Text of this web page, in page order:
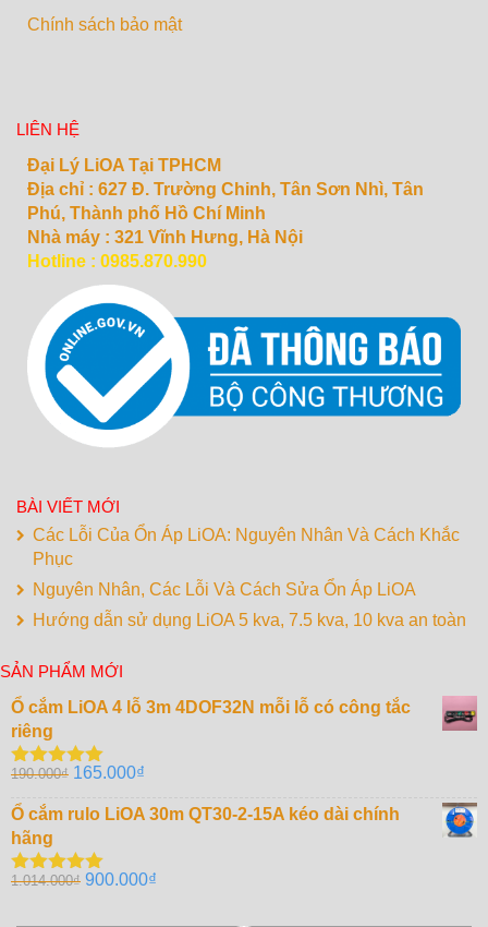
Chính sách bảo mật
LIÊN HỆ
Đại Lý LiOA Tại TPHCM
Địa chỉ : 627 Đ. Trường Chinh, Tân Sơn Nhì, Tân
Phú, Thành phố Hồ Chí Minh
Nhà máy : 321 Vĩnh Hưng, Hà Nội
Hotline : 0985.870.990
BÀI VIẾT MỚI
Các Lỗi Của Ổn Áp LiOA: Nguyên Nhân Và Cách Khắc
Phục
Nguyên Nhân, Các Lỗi Và Cách Sửa Ổn Áp LiOA
Hướng dẫn sử dụng LiOA 5 kva, 7.5 kva, 10 kva an toàn
SẢN PHẨM MỚI
Ổ cắm LiOA 4 lỗ 3m 4DOF32N mỗi lỗ có công tắc
riêng
Được xếp
sao
190.000₫ Giá
là:
165.000₫
tại
Ổ cắm rulo LiOA 30m QT30-2-15A kéo dài chính
hãng
Được xếp
1.014.000₫ Giá
900.000₫